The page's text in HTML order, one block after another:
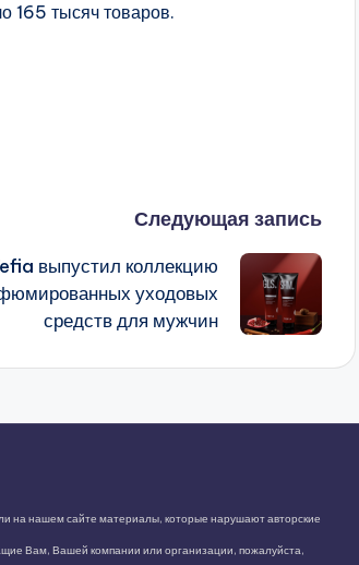
165 тысяч товаров.
Следующая запись
выпустил коллекцию
уходовых
средств для мужчин
на нашем сайте материалы, которые нарушают авторские
Вам, Вашей компании или организации, пожалуйста,